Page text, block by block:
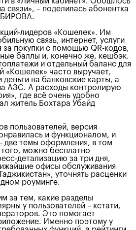
связи», – поделилась абонентка
лидеров «Кошелек». Им
связь, интернет, услуги
покупки с помощью QR-кодов,
баллы и, конечно же, кешбэк.
и отдельный баланс для
«Кошелек» часто выручает,
деньги на банковские карты, а
АЗС. А расходы контролирую
где всё очень удобно
житель Бохтара Убайд
пользователей, версия
и функционалом, и
две темы оформления, в том
можно бесплатно
детализацию за три дня,
офисы обслуживания
уточнять расценки
роуминге.
за тем, какие разделы
у пользователей – кстати,
Это помогает
Именно поэтому у